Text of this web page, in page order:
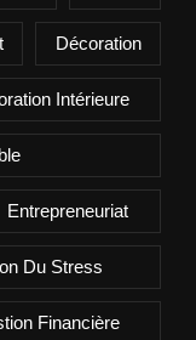
Décoration
Intérieure
Entrepreneuriat
Du Stress
Financière